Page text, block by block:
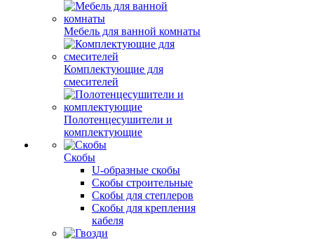
Мебель для ванной комнаты
Комплектующие для
смесителей
Полотенцесушители и
комплектующие
Скобы
U-образные скобы
Скобы строительные
Скобы для степлеров
Скобы для крепления
кабеля